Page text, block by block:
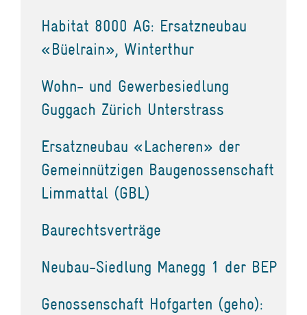
Habitat 8000 AG: Ersatzneubau
«Büelrain», Winterthur
Wohn- und Gewerbesiedlung
Guggach Zürich Unterstrass
Ersatzneubau «Lacheren» der
Gemeinnützigen Baugenossenschaft
Limmattal (GBL)
Baurechtsverträge
Neubau-Siedlung Manegg 1 der BEP
Genossenschaft Hofgarten (geho):